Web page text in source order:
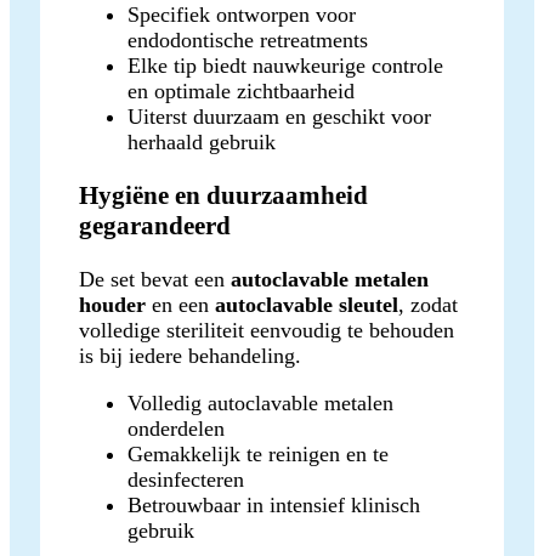
Specifiek ontworpen voor
endodontische retreatments
Elke tip biedt nauwkeurige controle
en optimale zichtbaarheid
Uiterst duurzaam en geschikt voor
herhaald gebruik
Hygiëne en duurzaamheid
gegarandeerd
De set bevat een autoclavable metalen
houder en een autoclavable sleutel, zodat
volledige steriliteit eenvoudig te behouden
is bij iedere behandeling.
Volledig autoclavable metalen
onderdelen
Gemakkelijk te reinigen en te
desinfecteren
Betrouwbaar in intensief klinisch
gebruik